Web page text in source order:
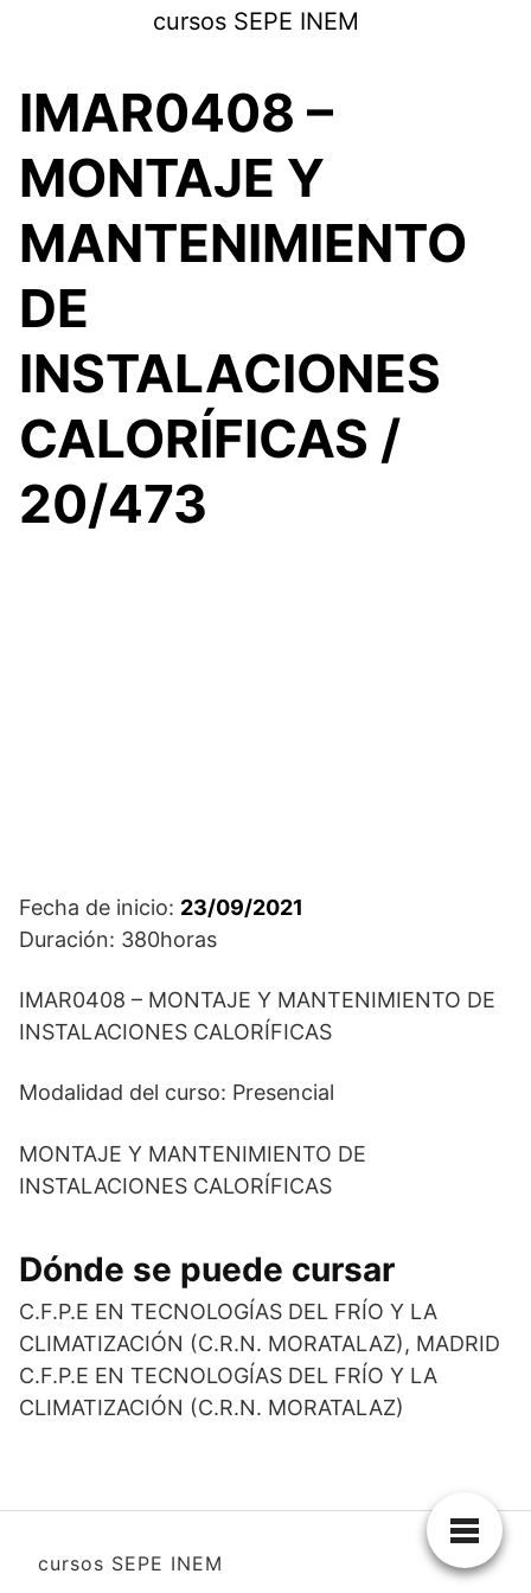
cursos SEPE INEM
IMAR0408 –
MONTAJE Y
MANTENIMIENTO
DE
INSTALACIONES
CALORÍFICAS /
20/473
Fecha de inicio: 23/09/2021
Duración: 380horas
IMAR0408 – MONTAJE Y MANTENIMIENTO DE
INSTALACIONES CALORÍFICAS
Modalidad del curso: Presencial
MONTAJE Y MANTENIMIENTO DE
INSTALACIONES CALORÍFICAS
Dónde se puede cursar
C.F.P.E EN TECNOLOGÍAS DEL FRÍO Y LA
CLIMATIZACIÓN (C.R.N. MORATALAZ), MADRID
C.F.P.E EN TECNOLOGÍAS DEL FRÍO Y LA
CLIMATIZACIÓN (C.R.N. MORATALAZ)
cursos SEPE INEM